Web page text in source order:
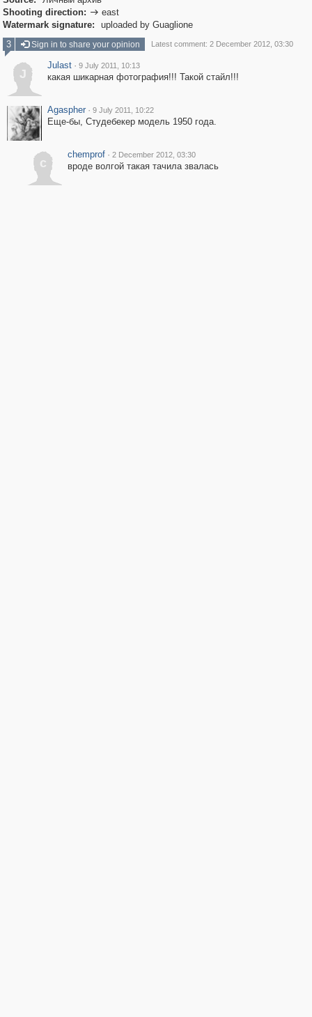
Shooting direction:  east
Watermark signature:
uploaded by Guaglione
3
Sign in to share your opinion Latest comment: 2 December 2012, 03:30
J
Julast · 9 July 2011, 10:13
какая шикарная фотография!!! Такой стайл!!!
Agaspher · 9 July 2011, 10:22
Еще-бы, Студебекер модель 1950 года.
c
chemprof · 2 December 2012, 03:30
вроде волгой такая тачила звалась